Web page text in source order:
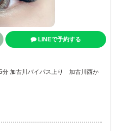
LINEで予約する
分 加古川バイパス上り 加古川西か